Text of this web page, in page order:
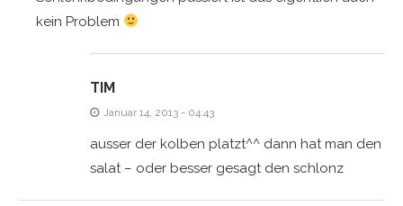
kein Problem
TIM
Januar 14, 2013 - 04:43
ausser der kolben platzt^^ dann hat man den
salat – oder besser gesagt den schlonz